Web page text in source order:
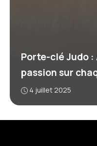
Porte-clé Judo
passion sur
4 juillet 2025